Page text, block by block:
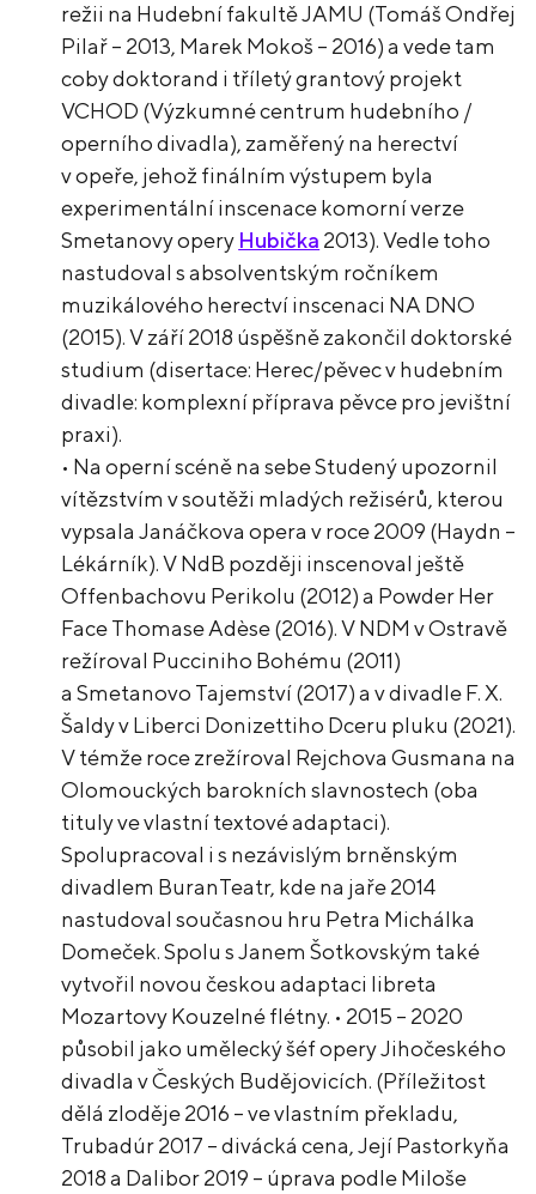
režii na Hudební fakultě JAMU (Tomáš Ondřej
Pilař – 2013, Marek Mokoš – 2016) a vede tam
coby doktorand i tříletý grantový projekt
VCHOD (Výzkumné centrum hudebního /
operního divadla), zaměřený na herectví
v opeře, jehož finálním výstupem byla
experimentální inscenace komorní verze
Smetanovy opery Hubička 2013). Vedle toho
nastudoval s absolventským ročníkem
muzikálového herectví inscenaci NA DNO
(2015). V září 2018 úspěšně zakončil doktorské
studium (disertace: Herec/pěvec v hudebním
divadle: komplexní příprava pěvce pro jevištní
praxi).
• Na operní scéně na sebe Studený upozornil
vítězstvím v soutěži mladých režisérů, kterou
vypsala Janáčkova opera v roce 2009 (Haydn –
Lékárník). V NdB později inscenoval ještě
Offenbachovu Perikolu (2012) a Powder Her
Face Thomase Adèse (2016). V NDM v Ostravě
režíroval Pucciniho Bohému (2011)
a Smetanovo Tajemství (2017) a v divadle F. X.
Šaldy v Liberci Donizettiho Dceru pluku (2021).
V témže roce zrežíroval Rejchova Gusmana na
Olomouckých barokních slavnostech (oba
tituly ve vlastní textové adaptaci).
Spolupracoval i s nezávislým brněnským
divadlem BuranTeatr, kde na jaře 2014
nastudoval současnou hru Petra Michálka
Domeček. Spolu s Janem Šotkovským také
vytvořil novou českou adaptaci libreta
Mozartovy Kouzelné flétny. • 2015 – 2020
působil jako umělecký šéf opery Jihočeského
divadla v Českých Budějovicích. (Příležitost
dělá zloděje 2016 – ve vlastním překladu,
Trubadúr 2017 – divácká cena, Její Pastorkyňa
2018 a Dalibor 2019 – úprava podle Miloše